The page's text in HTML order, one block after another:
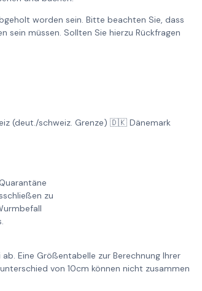
worden sein. Bitte beachten Sie, dass
sein müssen. Sollten Sie hierzu Rückfragen
(deut./schweiz. Grenze) 🇩🇰 Dänemark
zu
Eine Größentabelle zur Berechnung Ihrer
von 10cm können nicht zusammen